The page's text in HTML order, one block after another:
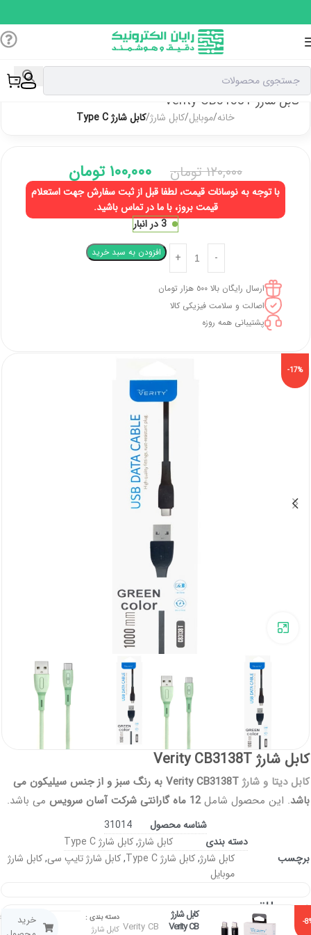
کابل شارژ Verity CB3138T
خانه موبایل کابل شارژ کابل شارژ Type C
۱۲۰,۰۰۰تومان ۱۰۰,۰۰۰ تومان
با توجه به نوسانات قیمت، لطفا قبل از ثبت سفارش جهت استعلام
قیمت بروز، با ما در تماس باشید.
3 در انبار
افزودن به سبد خرید
ارسال رایگان بالا ٥٠٠ هزار تومان
اصالت و سلامت فیزیکی کالا
پشتیبانی همه روزه
-17%
برای بزرگنمایی کلیک کنید
کابل شارژ Verity CB3138T
کابل دیتا و شارژ
Verity CB3138T به رنگ سبز و از جنس سیلیکون می
باشد. این محصول شامل12 ماه گارانتی شرکت آسان سرویس می باشد.
شناسه محصول
31014
دسته بندی
کابل شارژ,کابل شارژ Type C
برچسب
کابل شارژ,کابل شارژ Type C ,کابل شارژ تایپ سی,کابل شارژ
موبایل
محصولاتـــــ
مرتبطـ
-
کابل شارژ
Verity CB
Verity CB
دسته بندی :
کابل شارژ
۱۸۰,۰۰۰
۱۶۵,۰۰۰
خرید